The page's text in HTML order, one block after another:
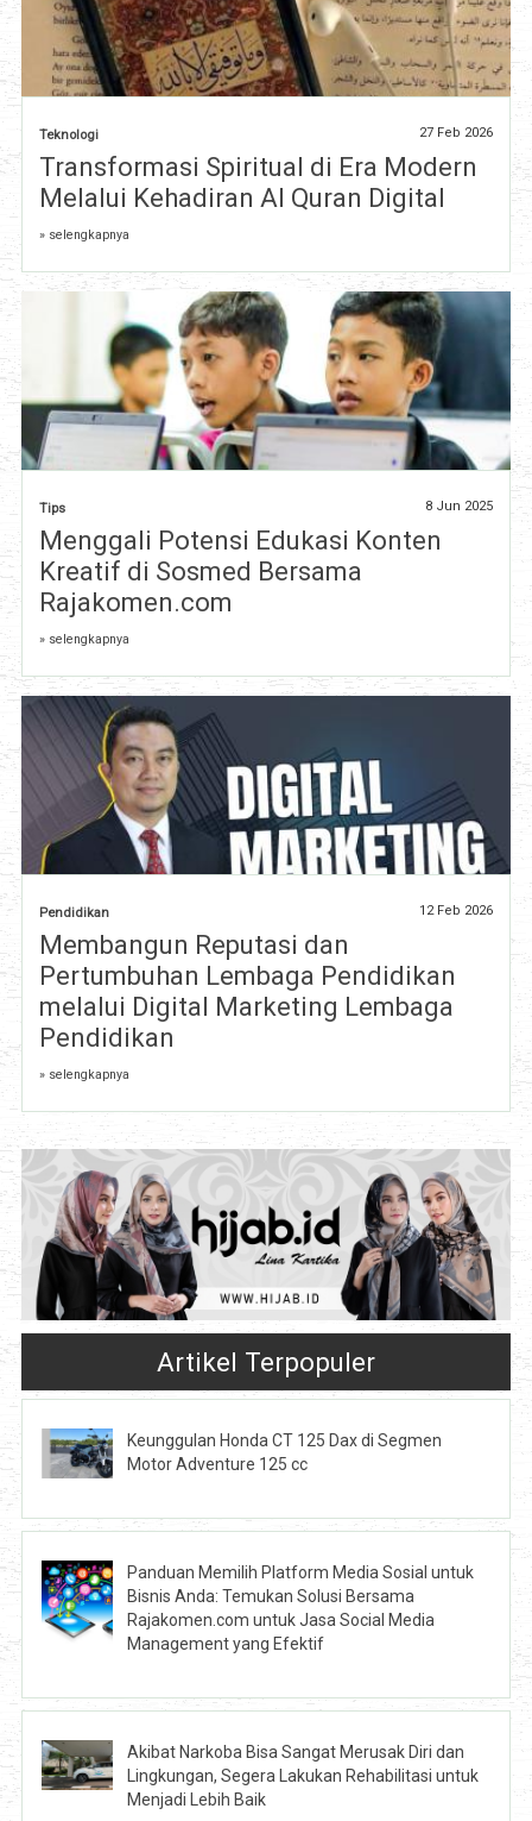
Teknologi 27 Feb 2026
Transformasi Spiritual di Era Modern
Melalui Kehadiran Al Quran Digital
» selengkapnya
Tips 8 Jun 2025
Menggali Potensi Edukasi Konten
Kreatif di Sosmed Bersama
Rajakomen.com
» selengkapnya
Pendidikan 12 Feb 2026
Membangun Reputasi dan
Pertumbuhan Lembaga Pendidikan
melalui Digital Marketing Lembaga
Pendidikan
» selengkapnya
Artikel Terpopuler
Keunggulan Honda CT 125 Dax di Segmen
Motor Adventure 125 cc
Panduan Memilih Platform Media Sosial untuk
Bisnis Anda: Temukan Solusi Bersama
Rajakomen.com untuk Jasa Social Media
Management yang Efektif
Akibat Narkoba Bisa Sangat Merusak Diri dan
Lingkungan, Segera Lakukan Rehabilitasi untuk
Menjadi Lebih Baik